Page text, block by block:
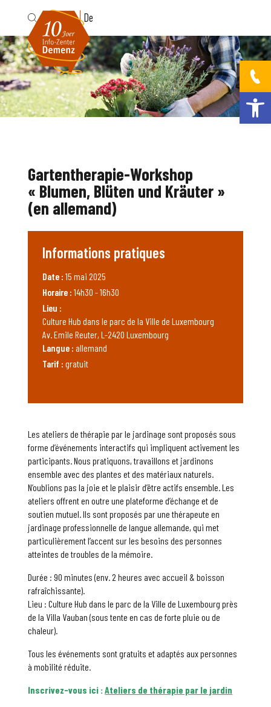
Ouvrir la
Fr De
Les ateliers de thérapie par le jardinage sont proposés sous
forme d’événements interactifs qui impliquent activement les
participants. Nous pratiquons, travaillons et jardinons
ensemble avec des plantes et des matériaux naturels.
N’oublions pas la joie et le plaisir d’être actifs ensemble. Les
ateliers offrent en outre une plateforme d’échange et de
soutien mutuel. Ils sont proposés par une thérapeute en
jardinage professionnelle de langue allemande, qui met
particulièrement l’accent sur les besoins des personnes
atteintes de troubles de la mémoire.
Durée : 90 minutes (env. 2 heures avec accueil & boisson
rafraîchissante).
Lieu : Culture Hub dans le parc de la Ville de Luxembourg près
de la Villa Vauban (sous tente en cas de forte pluie ou de
chaleur).
Tous les événements sont gratuits et adaptés aux personnes
à mobilité réduite.
Inscrivez-vous ici :Ateliers de thérapie par le jardin
Gartentherapie-Workshop
« Blumen, Blüten und Kräuter »
(en allemand)
Informations pratiques
Date : 15 mai 2025
Horaire : 14h30 - 16h30
Lieu :
Culture Hub dans le parc de la Ville de Luxembourg
Av. Emile Reuter, L-2420 Luxembourg
Langue : allemand
Tarif : gratuit